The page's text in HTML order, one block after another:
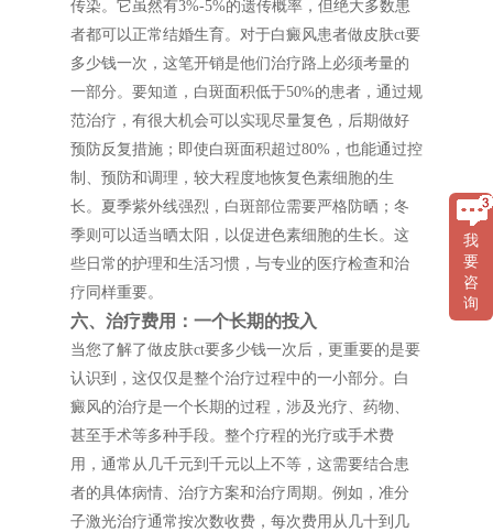
传染。它虽然有3%-5%的遗传概率，但绝大多数患
者都可以正常结婚生育。对于白癜风患者做皮肤ct要
多少钱一次，这笔开销是他们治疗路上必须考量的
一部分。要知道，白斑面积低于50%的患者，通过规
范治疗，有很大机会可以实现尽量复色，后期做好
预防反复措施；即使白斑面积超过80%，也能通过控
制、预防和调理，较大程度地恢复色素细胞的生
长。夏季紫外线强烈，白斑部位需要严格防晒；冬
季则可以适当晒太阳，以促进色素细胞的生长。这
些日常的护理和生活习惯，与专业的医疗检查和治
疗同样重要。
六、治疗费用：一个长期的投入
当您了解了做皮肤ct要多少钱一次后，更重要的是要
认识到，这仅仅是整个治疗过程中的一小部分。白
癜风的治疗是一个长期的过程，涉及光疗、药物、
甚至手术等多种手段。整个疗程的光疗或手术费
用，通常从几千元到千元以上不等，这需要结合患
者的具体病情、治疗方案和治疗周期。例如，准分
子激光治疗通常按次数收费，每次费用从几十到几
我
要
咨
询